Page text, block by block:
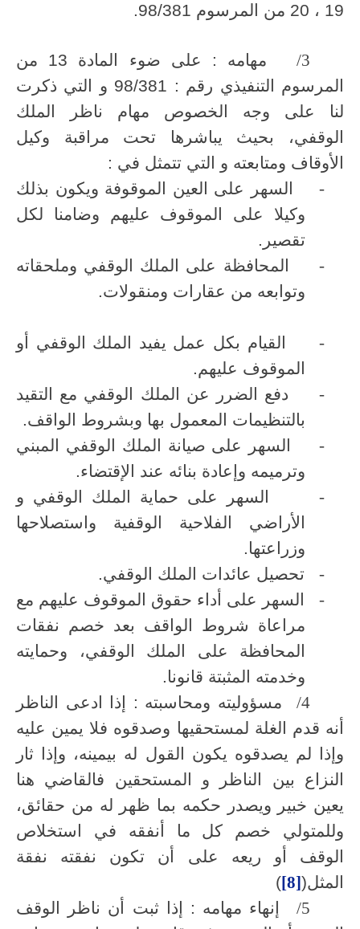
19 ، 20 من المرسوم 98/381.
3/
مهامه : على ضوء المادة 13 من
المرسوم التنفيذي رقم : 98/381 و التي ذكرت
لنا على وجه الخصوص مهام ناظر الملك
الوقفي، بحيث يباشرها تحت مراقبة وكيل
الأوقاف ومتابعته و التي تتمثل في :
-
السهر على العين الموقوفة ويكون بذلك
وكيلا على الموقوف عليهم وضامنا لكل
تقصير.
-
المحافظة على الملك الوقفي وملحقاته
وتوابعه من عقارات ومنقولات.
-
القيام بكل عمل يفيد الملك الوقفي أو
الموقوف عليهم.
-
دفع الضرر عن الملك الوقفي مع التقيد
بالتنظيمات المعمول بها وبشروط الواقف.
-
السهر على صيانة الملك الوقفي المبني
وترميمه وإعادة بنائه عند الإقتضاء.
-
السهر على حماية الملك الوقفي و
الأراضي الفلاحية الوقفية واستصلاحها
وزراعتها.
-
تحصيل عائدات الملك الوقفي.
-
السهر على أداء حقوق الموقوف عليهم مع
مراعاة شروط الواقف بعد خصم نفقات
المحافظة على الملك الوقفي، وحمايته
وخدمته المثبتة قانونا.
4/
مسؤوليته ومحاسبته : إذا ادعى الناظر
أنه قدم الغلة لمستحقيها وصدقوه فلا يمين عليه
وإذا لم يصدقوه يكون القول له بيمينه، وإذا ثار
النزاع بين الناظر و المستحقين فالقاضي هنا
يعين خبير ويصدر حكمه بما ظهر له من حقائق،
وللمتولي خصم كل ما أنفقه في استخلاص
الوقف أو ريعه على أن تكون نفقته نفقة
المثل([8]
)
5/
إنهاء مهامه : إذا ثبت أن ناظر الوقف